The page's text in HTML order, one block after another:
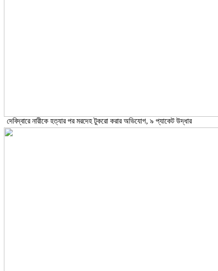
দেবিদ্বারে নারীকে হত্যার পর মরদেহ টুকরো করার অভিযোগ, ৯ প্যাকেট উদ্ধার